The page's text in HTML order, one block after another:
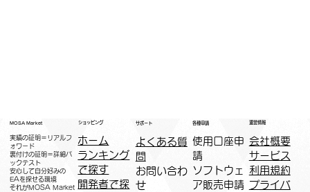
MOSA Market
実績の証明＝リアルフ
ォワード
裏付けの証明＝詳細バ
ックテスト
安心して自分好みの
EAを探せる環境
​それがMOSA Market
ショッピング
ホーム
ランキング
で探す
開発者で探
サポート
よくある質
問
お問い合わ
せ
各種申請
​使用口座申
請
ソフトウェ
ア販売申請
運営情報
会社概要
サービス
利用規約
プライバ